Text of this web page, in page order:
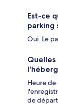
Est-ce
parking
Oui. Le
Heure
de